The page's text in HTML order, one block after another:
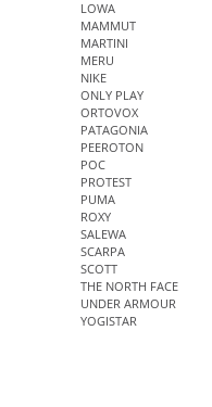
LOWA
MAMMUT
MARTINI
MERU
NIKE
ONLY PLAY
ORTOVOX
PATAGONIA
PEEROTON
POC
PROTEST
PUMA
ROXY
SALEWA
SCARPA
SCOTT
THE NORTH FACE
UNDER ARMOUR
YOGISTAR